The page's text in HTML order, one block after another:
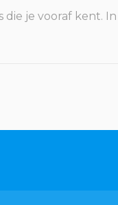
die je vooraf kent.